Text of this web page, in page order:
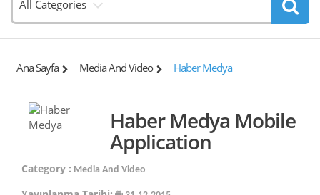
All Categories
Ana Sayfa Media And Video Haber Medya
Haber Medya Mobile
Application
Category : Media And Video